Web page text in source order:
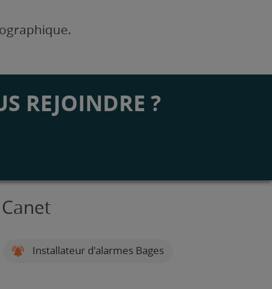
REJOINDRE ?
Installateur d'alarmes Bages